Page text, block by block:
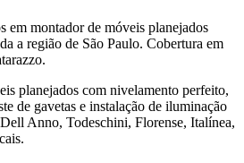
em montador de móveis planejados
a região de São Paulo. Cobertura em
planejados com nivelamento perfeito,
de gavetas e instalação de iluminação
Anno, Todeschini, Florense, Italínea,